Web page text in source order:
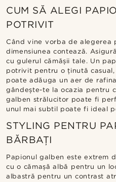
CUM SĂ ALEGI
POTRIVIT
Când vine vorba de alegerea
dimensiunea contează.
cu gulerul cămășii tale. Un
potrivit pentru o ținută
poate adăuga un aer de
gândește-te la ocazia pentru
galben strălucitor poate fi
unul mai subtil poate fi ideal
STYLING PENTRU
BĂRBAȚI
Papionul galben este extrem
cu o cămașă albă pentru un
albastră pentru un contrast